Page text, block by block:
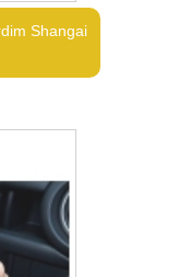
Shangai